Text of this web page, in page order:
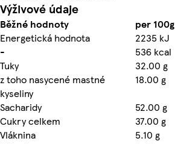
Výživové údaje
Běžné hodnoty
per 100g
Energetická hodnota
2235 kJ
-
536 kcal
Tuky
32.00 g
z toho nasycené mastné
kyseliny
18.00 g
Sacharidy
52.00 g
Cukry celkem
37.00 g
Vláknina
5.10 g